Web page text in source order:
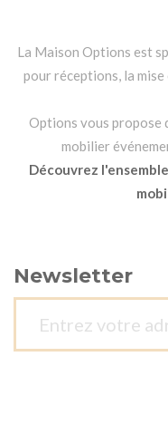
La Maison Options est
pour réceptions, la mise
Options vous propose
mobilier
Découvrez
Newsletter